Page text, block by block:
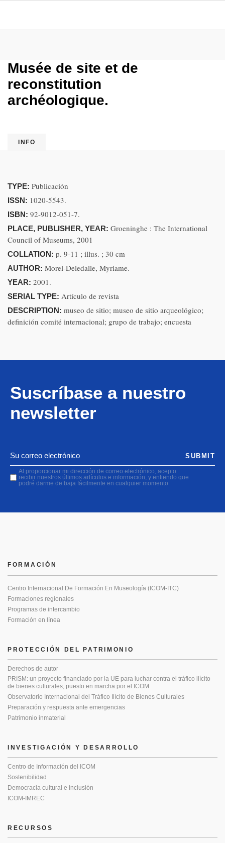
Musée de site et de
reconstitution
archéologique.
INFO
TYPE: Publicación
ISSN: 1020-5543.
ISBN: 92-9012-051-7.
PLACE, PUBLISHER, YEAR: Groeninghe : The International
Council of Museums, 2001
COLLATION: p. 9-11 ; illus. ; 30 cm
AUTHOR: Morel-Deledalle, Myriame.
YEAR: 2001.
SERIAL TYPE: Artículo de revista
DESCRIPTION: museo de sitio; museo de sitio arqueológico;
definición comité internacional; grupo de trabajo; encuesta
Suscríbase a nuestro
newsletter
Al proporcionar mi dirección de correo electrónico, acepto
recibir nuestros últimos artículos e información, y entiendo que
podré darme de baja fácilmente en cualquier momento
SUBMIT
PROTECCIÓN DEL PATRIMONIO
Derechos de autor
PRISM: un proyecto financiado por la UE para luchar contra el tráfico ilícito
de bienes culturales, puesto en marcha por el ICOM
Observatorio Internacional del Tráfico Ilícito de Bienes Culturales
Preparación y respuesta ante emergencias
Patrimonio inmaterial
FORMACIÓN
Centro Internacional De Formación En Museología (ICOM-ITC)
Formaciones regionales
Programas de intercambio
Formación en línea
INVESTIGACIÓN Y DESARROLLO
Centro de Información del ICOM
Sostenibilidad
Democracia cultural e inclusión
ICOM-IMREC
RECURSOS